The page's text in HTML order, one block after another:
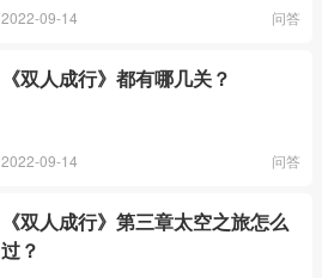
2022-09-14 问答
《双人成行》都有哪几关？
2022-09-14 问答
《双人成行》第三章太空之旅怎么
过？